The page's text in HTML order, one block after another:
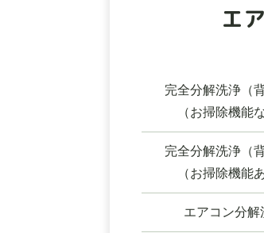
エ
完全分解洗浄（
（お掃除機能
完全分解洗浄（
（お掃除機能
エアコン分解